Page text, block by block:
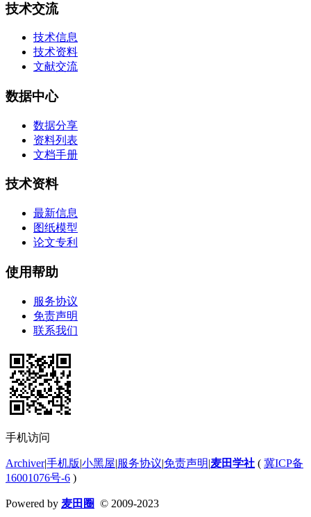
技术交流
技术信息
技术资料
文献交流
数据中心
数据分享
资料列表
文档手册
技术资料
最新信息
图纸模型
论文专利
使用帮助
服务协议
免责声明
联系我们
手机访问
Archiver|手机版|小黑屋|服务协议|免责声明|麦田学社 ( 冀ICP备
16001076号-6 )
Powered by 麦田圈 © 2009-2023